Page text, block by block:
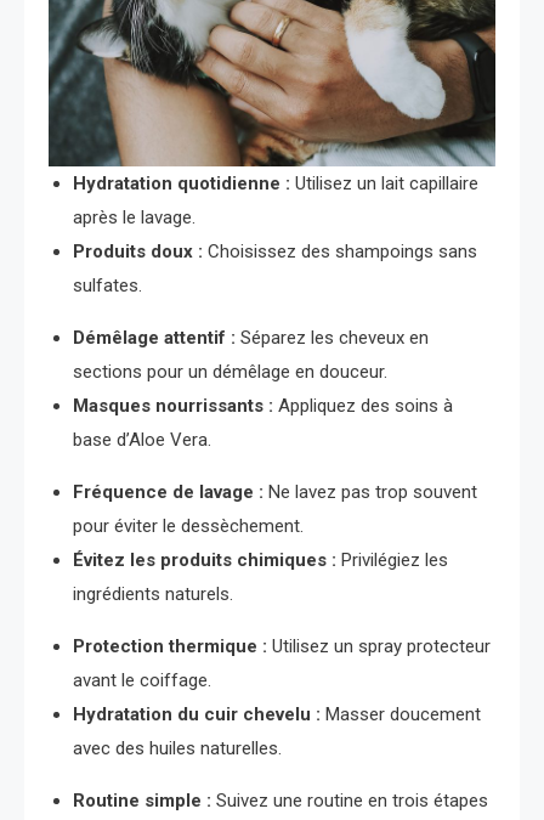
Hydratation quotidienne : Utilisez un lait capillaire
après le lavage.
Produits doux : Choisissez des shampoings sans
sulfates.
Démêlage attentif : Séparez les cheveux en
sections pour un démêlage en douceur.
Masques nourrissants : Appliquez des soins à
base d’Aloe Vera.
Fréquence de lavage : Ne lavez pas trop souvent
pour éviter le dessèchement.
Évitez les produits chimiques : Privilégiez les
ingrédients naturels.
Protection thermique : Utilisez un spray protecteur
avant le coiffage.
Hydratation du cuir chevelu : Masser doucement
avec des huiles naturelles.
Routine simple : Suivez une routine en trois étapes